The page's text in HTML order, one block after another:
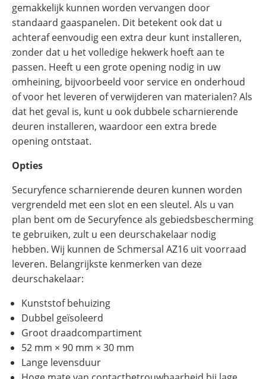
gemakkelijk kunnen worden vervangen door
standaard gaaspanelen. Dit betekent ook dat u
achteraf eenvoudig een extra deur kunt installeren,
zonder dat u het volledige hekwerk hoeft aan te
passen. Heeft u een grote opening nodig in uw
omheining, bijvoorbeeld voor service en onderhoud
of voor het leveren of verwijderen van materialen? Als
dat het geval is, kunt u ook dubbele scharnierende
deuren installeren, waardoor een extra brede
opening ontstaat.
Opties
Securyfence scharnierende deuren kunnen worden
vergrendeld met een slot en een sleutel. Als u van
plan bent om de Securyfence als gebiedsbescherming
te gebruiken, zult u een deurschakelaar nodig
hebben. Wij kunnen de Schmersal AZ16 uit voorraad
leveren. Belangrijkste kenmerken van deze
deurschakelaar:
Kunststof behuizing
Dubbel geïsoleerd
Groot draadcompartiment
52 mm × 90 mm × 30 mm
Lange levensduur